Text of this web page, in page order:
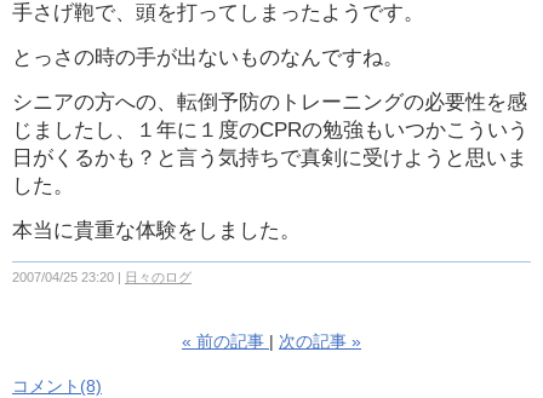
手さげ鞄で、頭を打ってしまったようです。
とっさの時の手が出ないものなんですね。
シニアの方への、転倒予防のトレーニングの必要性を感
じましたし、１年に１度のCPRの勉強もいつかこういう
日がくるかも？と言う気持ちで真剣に受けようと思いま
した。
本当に貴重な体験をしました。
2007/04/25 23:20 日々のログ
« 前の記事 次の記事 »
コメント(8)